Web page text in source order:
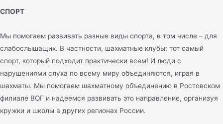
СПОРТ
Мы помогаем развивать разные виды спорта, в том числе – для
слабослышащих. В частности, шахматные клубы: тот самый
спорт, который подходит практически всем! И люди с
нарушениями слуха по всему миру объединяются, играя в
шахматы. Мы помогаем шахматному объединению в Ростовском
филиале ВОГ и надеемся развивать это направление, организуя
кружки и школы в других регионах России.